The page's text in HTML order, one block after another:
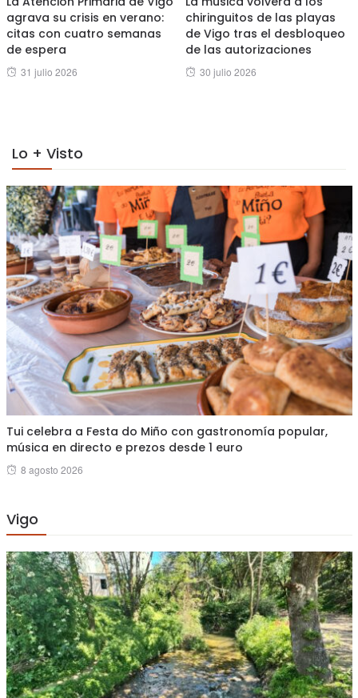
agrava su crisis en verano:
citas con cuatro semanas
de espera
Posted
31 julio 2026
chiringuitos de las playas
de Vigo tras el desbloqueo
de las autorizaciones
Posted
30 julio 2026
Lo + Visto
Tui celebra a Festa do Miño con gastronomía popular,
música en directo e prezos desde 1 euro
Posted
8 agosto 2026
Vigo